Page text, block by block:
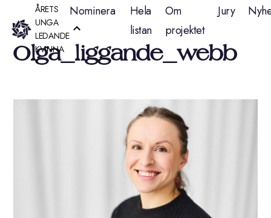
Hoppa
till
innehåll
ÅRETS
UNGA
LEDANDE
KVINNA
Nominera
Hela
listan
Om
projektet
Jury
Olga_liggande_webb